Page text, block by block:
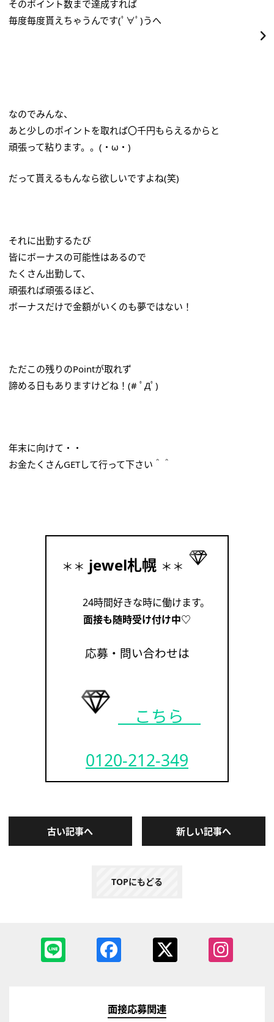
そのポイント数まで達成すれば
毎度毎度貰えちゃうんです(ﾟ∀ﾟ)うへ
なのでみんな、
あと少しのポイントを取れば〇千円もらえるからと
頑張って粘ります。。(・ω・)
だって貰えるもんなら欲しいですよね(笑)
それに出勤するたび
皆にボーナスの可能性はあるので
たくさん出勤して、
頑張れば頑張るほど、
ボーナスだけで金額がいくのも夢ではない！
ただこの残りのPointが取れず
諦める日もありますけどね！(# ﾟДﾟ)
年末に向けて・・
お金たくさんGETして行って下さい＾＾
＊＊ jewel札幌 ＊＊
24時間好きな時に働けます。
面接も随時受け付け中♡
応募・問い合わせは
こちら
0120-212-349
古い記事へ 新しい記事へ
TOPにもどる
面接応募関連